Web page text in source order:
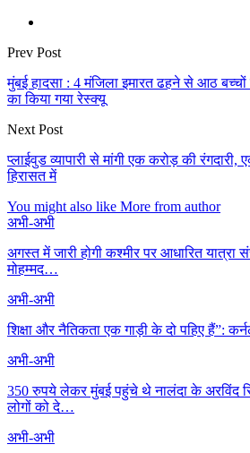
Prev Post
मुंबई हादसा : 4 मंजिला इमारत ढहने से आठ बच्चों
का किया गया रेस्क्यू
Next Post
प्लाईवुड व्यापारी से मांगी एक करोड़ की
हिरासत में
You might also like More from author
अभी-अभी
अगस्त में जारी होगी कश्मीर पर आधारित
मोहम्मद…
अभी-अभी
शिक्षा और नैतिकता एक गाड़ी के दो पहिए हैं”:
अभी-अभी
350 रुपये लेकर मुंबई पहुंचे थे नालंदा के अरविंद
लोगों को दे…
अभी-अभी